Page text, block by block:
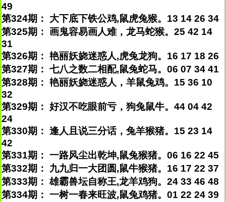
49
第324期： 大下底下铁公鸡,鼠虎兔猴。13 14 26 34
第325期： 画鬼容易画人难，龙马蛇猴。25 42 14
31
第326期： 艳丽妖娆迷惑人,虎兔龙狗。16 17 18 26
第327期： 七八之数二相配,鼠兔蛇马。06 07 34 41
第328期： 艳丽妖娆迷惑人，羊鼠兔鸡。15 36 10
32
第329期： 好汉不吃眼前亏，狗兔鼠牛。44 04 42
24
第330期： 逢人且说三分话，兔羊猴猪。15 23 14
42
第331期： 一路风尘出乾坤,鼠兔猴猪。06 16 22 45
第332期： 九九归一大团圆,鼠牛猴猪。16 17 22 37
第333期： 雄霸兽坛自称王,龙羊鸡狗。24 33 46 48
第334期： 一树一春来旺波,鼠兔鸡猪。01 22 24 39